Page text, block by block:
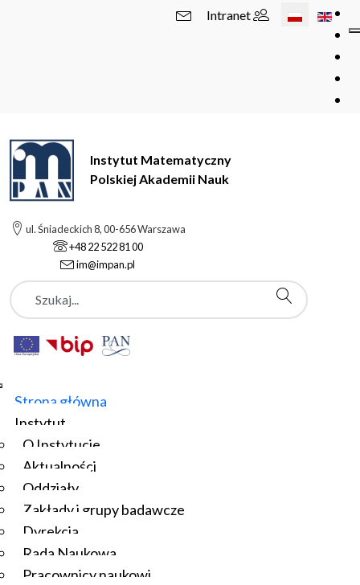
Wybierz swój
Intranet
Instytut Matematyczny
Polskiej Akademii Nauk
ul. Śniadeckich 8, 00-656 Warszawa
+48 22 522 81 00
im@impan.pl
Szukaj
Strona główna
Instytut
O Instytucie
Aktualności
Oddziały
Zakłady i grupy badawcze
Dyrekcja
Rada Naukowa
Pracownicy naukowi